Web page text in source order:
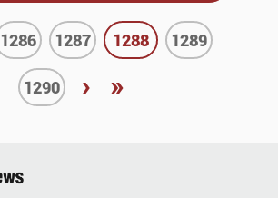
1286 1287 1288 1289
1290 › »